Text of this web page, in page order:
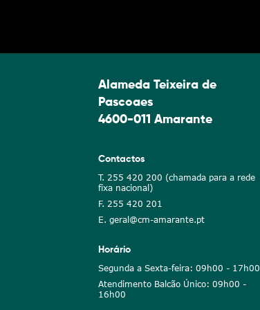
Alameda Teixeira de
Pascoaes
4600-011 Amarante
Contactos
T. 255 420 200 (chamada para a rede
fixa nacional)
F. 255 420 201
E. geral@cm-amarante.pt
Horário
Segunda a Sexta-feira: 09h00 - 17h00
Atendimento Balcão Único: 09h00 -
16h00